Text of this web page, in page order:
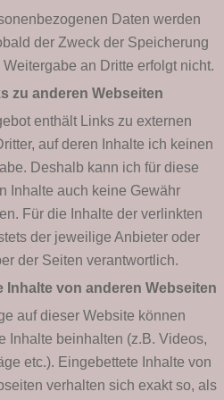
Daten werden
der Zweck der Speicherung
an Dritte erfolgt nicht.
zu anderen Webseiten
enthält Links zu externen
auf deren Inhalte ich keinen
Deshalb kann ich für diese
Inhalte auch keine Gewähr
Für die Inhalte der verlinkten
der jeweilige Anbieter oder
der Seiten verantwortlich.
Inhalte von anderen Webseiten
auf dieser Website können
Inhalte beinhalten (z.B. Videos,
etc.). Eingebettete Inhalte von
verhalten sich exakt so, als